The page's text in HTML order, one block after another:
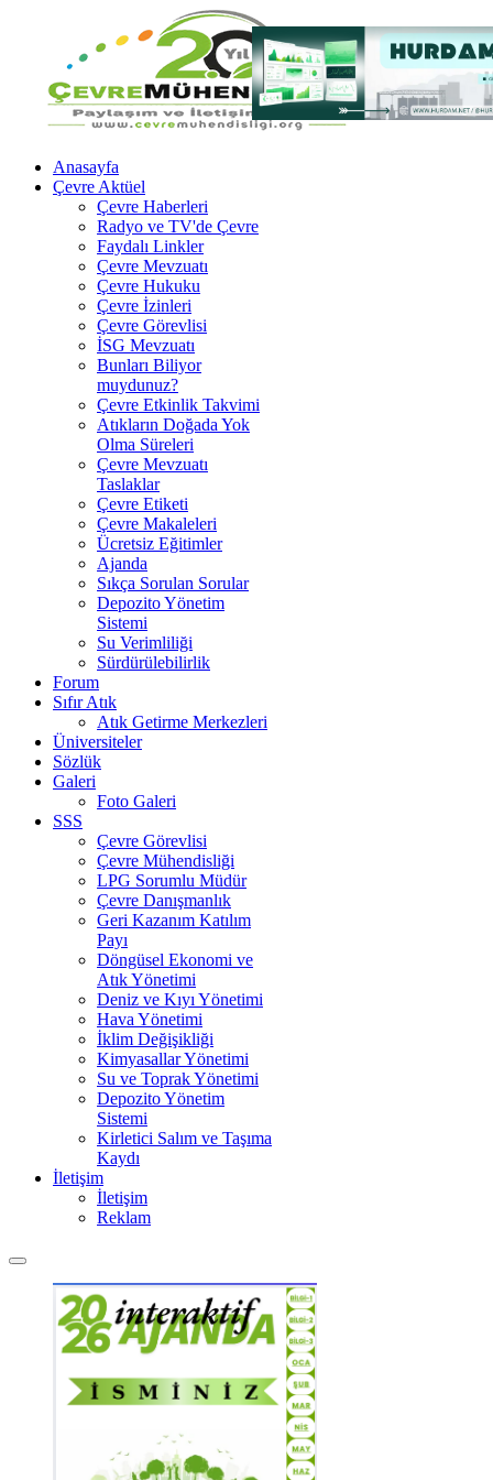
Anasayfa
Çevre Aktüel
Çevre Haberleri
Radyo ve TV'de Çevre
Faydalı Linkler
Çevre Mevzuatı
Çevre Hukuku
Çevre İzinleri
Çevre Görevlisi
İSG Mevzuatı
Bunları Biliyor
muydunuz?
Çevre Etkinlik Takvimi
Atıkların Doğada Yok
Olma Süreleri
Çevre Mevzuatı
Taslaklar
Çevre Etiketi
Çevre Makaleleri
Ücretsiz Eğitimler
Ajanda
Sıkça Sorulan Sorular
Depozito Yönetim
Sistemi
Su Verimliliği
Sürdürülebilirlik
Forum
Sıfır Atık
Atık Getirme Merkezleri
Üniversiteler
Sözlük
Galeri
Foto Galeri
SSS
Çevre Görevlisi
Çevre Mühendisliği
LPG Sorumlu Müdür
Çevre Danışmanlık
Geri Kazanım Katılım
Payı
Döngüsel Ekonomi ve
Atık Yönetimi
Deniz ve Kıyı Yönetimi
Hava Yönetimi
İklim Değişikliği
Kimyasallar Yönetimi
Su ve Toprak Yönetimi
Depozito Yönetim
Sistemi
Kirletici Salım ve Taşıma
Kaydı
İletişim
İletişim
Reklam